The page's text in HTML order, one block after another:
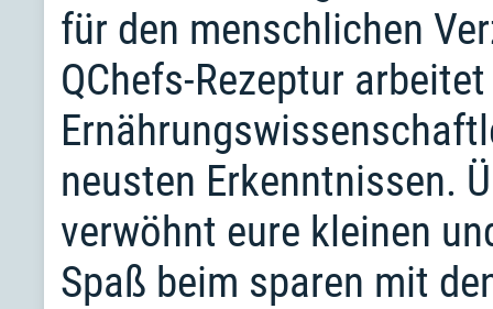
für den menschlichen
QChefs-Rezeptur
neusten Erkenntnissen.
verwöhnt eure kleinen
Spaß beim sparen mit